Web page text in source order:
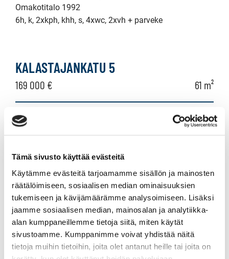
Tämä sivusto käyttää evästeitä
Käytämme evästeitä tarjoamamme sisällön ja mainosten
räätälöimiseen, sosiaalisen median ominaisuuksien
tukemiseen ja kävijämäärämme analysoimiseen. Lisäksi
jaamme sosiaalisen median, mainosalan ja analytiikka-
alan kumppaneillemme tietoja siitä, miten käytät
sivustoamme. Kumppanimme voivat yhdistää näitä
tietoja muihin tietoihin, joita olet antanut heille tai joita on
Omakotitalo 1992
6h, k, 2xkph, khh, s, 4xwc, 2xvh + parveke
KALASTAJANKATU 5
169 000 € 61 m²
Suomi Hamina Saviniemi
Rivitalo 2025
TUOMPONRAITTI 10
169 000 € 144 m²
Suomi Hamina Vilniemi
Omakotitalo 2002